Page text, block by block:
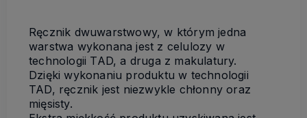
Ręcznik dwuwarstwowy, w którym jedna
warstwa wykonana jest z celulozy w
technologii TAD, a druga z makulatury.
Dzięki wykonaniu produktu w technologii
TAD, ręcznik jest niezwykle chłonny oraz
mięsisty.